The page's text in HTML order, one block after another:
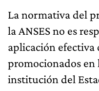
La normativa del
la ANSES no es
aplicación efectiva
promocionados en
institución del